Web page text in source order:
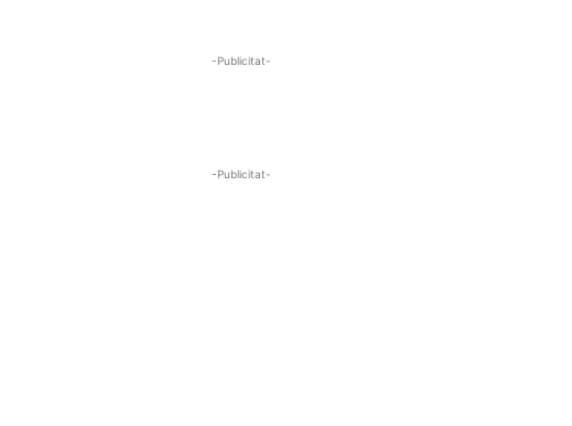
-Publicitat-
-Publicitat-